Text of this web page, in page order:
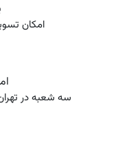
امکان
سه شعبه در